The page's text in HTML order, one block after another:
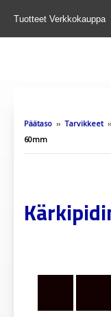
Tuotteet Verkkokauppa
Päätaso ›› Tarvikkeet››
60mm